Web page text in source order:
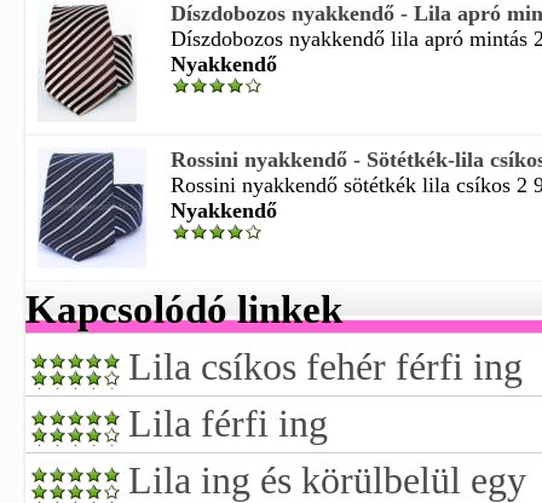
Díszdobozos nyakkendő - Lila apró
Díszdobozos nyakkendő lila apró mintás
Nyakkendő
Rossini nyakkendő - Sötétkék-lila
Rossini nyakkendő sötétkék lila csíkos 2
Nyakkendő
Kapcsolódó linkek
Lila csíkos fehér férfi ing
Lila férfi ing
Lila ing és körülbelül egy